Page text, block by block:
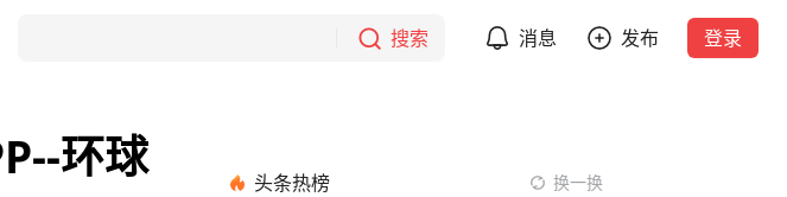
搜索 消息 发布 登录
环球
头条热榜 换一换